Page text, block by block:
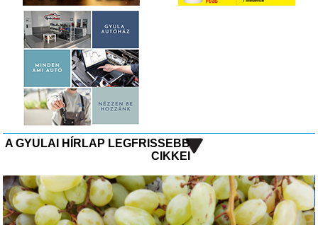
A GYULAI HÍRLAP LEGFRISSEBB
CIKKEI